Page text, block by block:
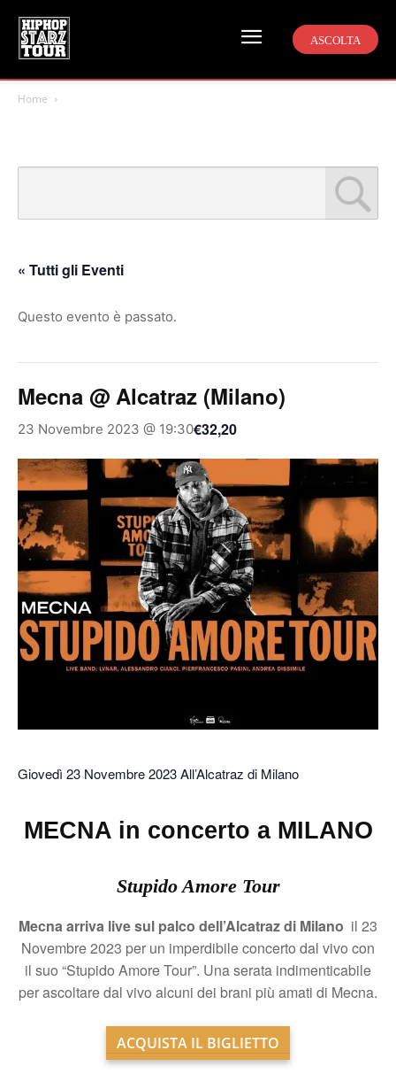
ASCOLTA
Home
« Tutti gli Eventi
Questo evento è passato.
Mecna @ Alcatraz (Milano)
23 Novembre 2023 @ 19:30€32,20
Giovedì 23 Novembre 2023 All’Alcatraz di Milano
MECNA in concerto a MILANO
Stupido Amore Tour
Mecna arriva live sul palco dell’Alcatraz di Milano il 23
Novembre 2023 per un imperdibile concerto dal vivo con
il suo “Stupido Amore Tour”. Una serata indimenticabile
per ascoltare dal vivo alcuni dei brani più amati di Mecna.
ACQUISTA IL BIGLIETTO